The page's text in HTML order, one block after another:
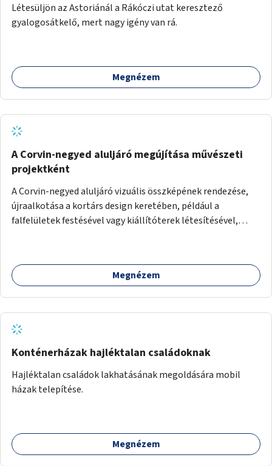
Létesüljön az Astoriánál a Rákóczi utat keresztező
gyalogosátkelő, mert nagy igény van rá.
Megnézem
A Corvin-negyed aluljáró megújítása művészeti
projektként
A Corvin-negyed aluljáró vizuális összképének rendezése,
újraalkotása a kortárs design keretében, például a
falfelületek festésével vagy kiállítóterek létesítésével,
bemutatkozásra, szélesebb körben való ismertségre.
Megnézem
Konténerházak hajléktalan családoknak
Hajléktalan családok lakhatásának megoldására mobil
házak telepítése.
Megnézem